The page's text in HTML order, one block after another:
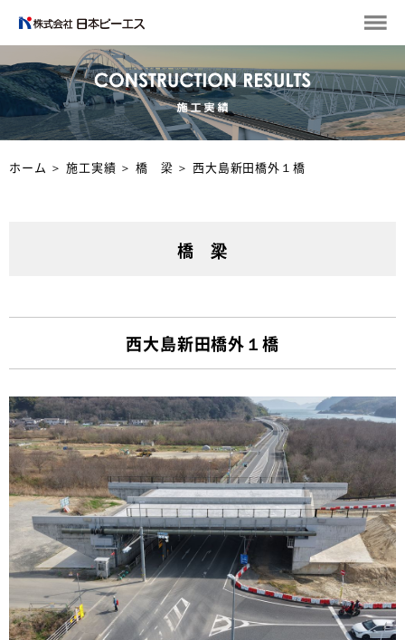
ホーム ＞施工実績 ＞ 橋 梁 ＞西大島新田橋外１橋
橋 梁
西大島新田橋外１橋